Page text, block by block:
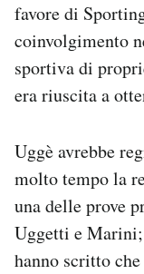
favore di
coinvolgimento
sportiva di
era riuscita a
Uggè avrebbe
molto tempo la
una delle prove
Uggetti e
hanno scritto